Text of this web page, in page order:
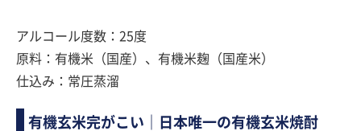
アルコール度数：25度
原料：有機米（国産）、有機米麹（国産米）
仕込み：常圧蒸溜
有機玄米完がこい｜日本唯一の有機玄米焼酎